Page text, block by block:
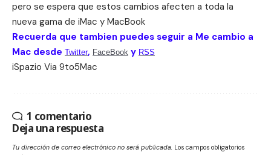
pero se espera que estos cambios afecten a toda la
nueva gama de iMac y MacBook
Recuerda que tambien puedes seguir a Me cambio a
Mac desde Twitter, FaceBook y RSS
iSpazio Via 9to5Mac
1 comentario
Deja una respuesta
Tu dirección de correo electrónico no será publicada. Los campos obligatorios